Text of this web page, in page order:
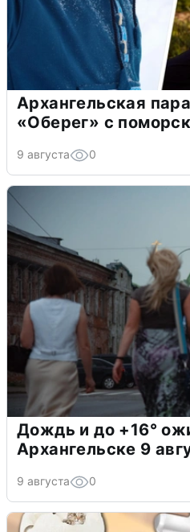
Архангельская
«Оберег» с
9 августа 0
Дождь и до +16°
Архангельске 9
9 августа 0